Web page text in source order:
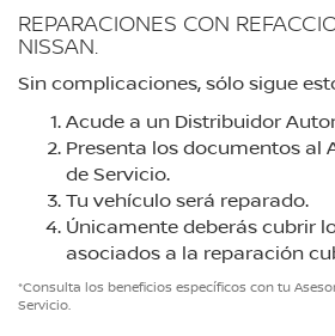
REPARACIONES CON
NISSAN.
Sin complicaciones, sólo sigue
Acude a un Distribuidor
Presenta los documentos al
de Servicio.
Tu vehículo será reparado.
Únicamente deberás cubrir
asociados a la reparación
*Consulta los beneficios específicos con tu
Servicio.